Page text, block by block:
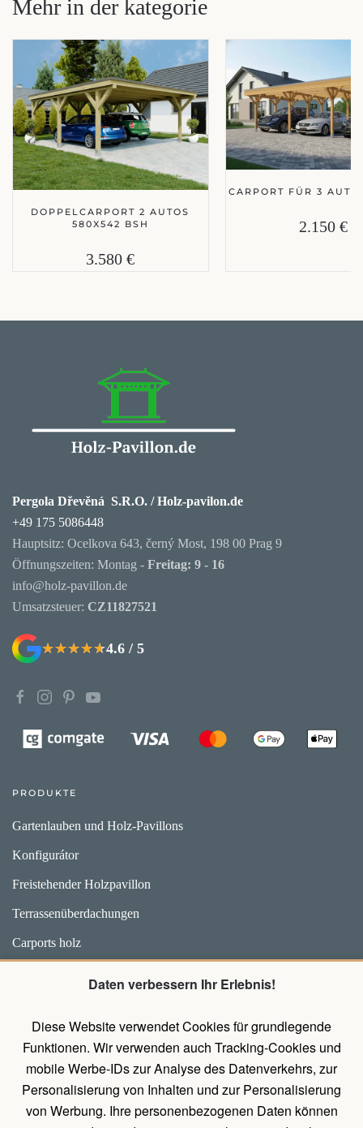
Daten verbessern Ihr Erlebnis!
Diese Website verwendet Cookies für grundlegende
Funktionen. Wir verwenden auch Tracking-Cookies und
mobile Werbe-IDs zur Analyse des Datenverkehrs, zur
Personalisierung von Inhalten und zur Personalisierung
von Werbung. Ihre personenbezogenen Daten können
Mehr in der kategorie
DOPPELCARPORT 2 AUTOS
580X542 BSH
3.580 €
CARPORT FÜR 3
2.150 €
Pergola Dřevěná S.R.O. / Holz-pavilon.de
+49 175 5086448
Hauptsitz: Ocelkova 643, černý Most, 198 00 Prag 9
Öffnungszeiten: Montag - Freitag: 9 - 16
info@holz-pavillon.de
Umsatzsteuer: CZ11827521
★★★★★
★★★★★4.6 / 5
PRODUKTE
Gartenlauben und Holz-Pavillons
Konfigurátor
Freistehender Holzpavillon
Terrassenüberdachungen
Carports holz
Pavillons mit Wänden
UNTERLAGEN